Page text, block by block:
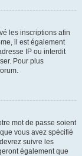
les inscriptions afin
il est également
IP ou interdit
Pour plus
mot de passe soient
vous avez spécifié
suivre les
également que